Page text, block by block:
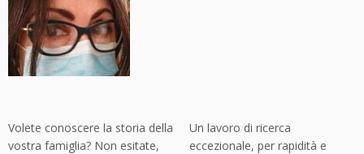
Volete conoscere la storia della
vostra famiglia? Non esitate,
Un lavoro di ricerca
eccezionale, per rapidità e